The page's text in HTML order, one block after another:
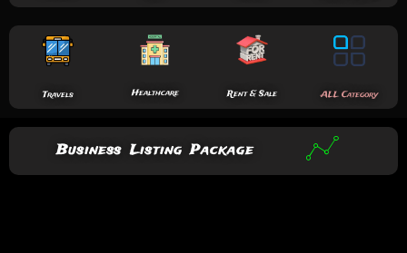
Travels Healthcare Rent & Sale ALL Category
Business Listing Package